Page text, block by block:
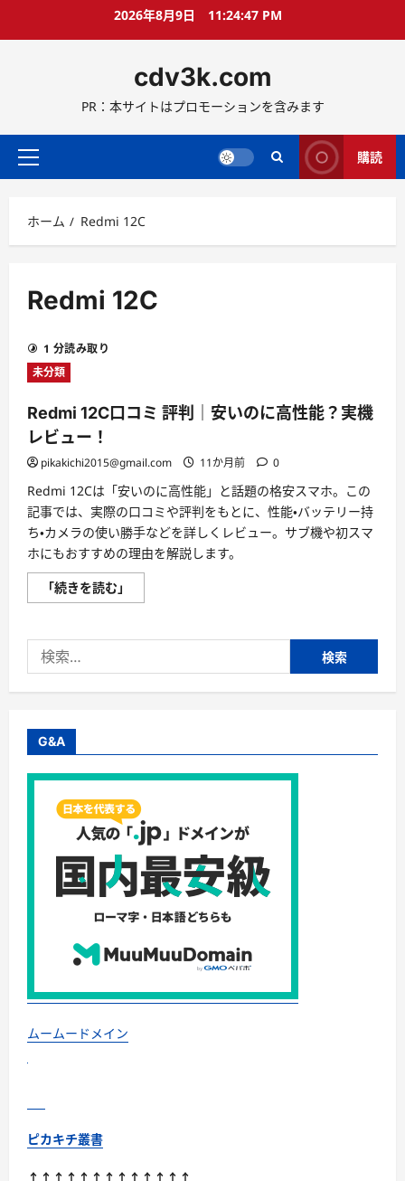
ス
ッ
2026年8月9日 11:24:47 PM
cdv3k.com
PR：本サイトはプロモーションを含みます
メ
メ
ニ
ー
購読
ホーム Redmi 12C
Redmi 12C
1 分読み取り
未分類
Redmi 12C口コミ 評判｜安いのに高性能？実機
レビュー！
pikakichi2015@gmail.com 11か月前 0
Redmi 12Cは「安いのに高性能」と話題の格安スマホ。この
記事では、実際の口コミや評判をもとに、性能・バッテリー持
ち・カメラの使い勝手などを詳しくレビュー。サブ機や初スマ
ホにもおすすめの理由を解説します。
「続きを読む」
12C
ミ
｜
安
性
実
レ
ビ
ュ
ー！
つ
い
て
さ
ら
に
む
索:
G&A
ムームードメイン
ピカキチ叢書